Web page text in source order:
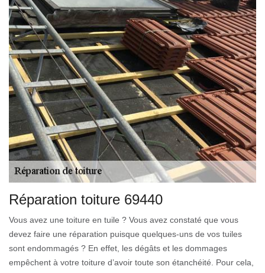
Réparation toiture 69440
Vous avez une toiture en tuile ? Vous avez constaté que vous
devez faire une réparation puisque quelques-uns de vos tuiles
sont endommagés ? En effet, les dégâts et les dommages
empêchent à votre toiture d’avoir toute son étanchéité. Pour cela,